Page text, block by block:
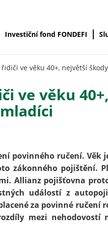
Investiční fond FONDEFI
ve věku 40+, největší
ve věku 40+,
povinného ručení. Věk
zákonného pojištění.
Allianz pojišťovna
událostí z
za povinné ručení
mezi nehodovostí